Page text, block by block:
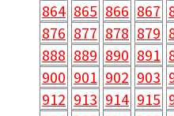
864 865 866 867
876 877 878 879
888 889 890 891
900 901 902 903
912 913 914 915